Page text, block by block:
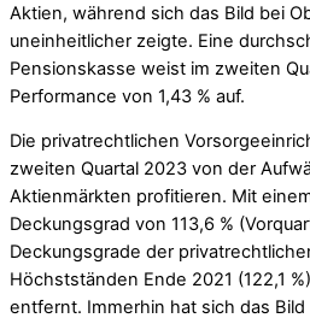
Aktien, während sich das Bild bei
uneinheitlicher zeigte. Eine
Pensionskasse weist im zweiten
Performance von 1,43 % auf.
Die privatrechtlichen
zweiten Quartal 2023 von der
Aktienmärkten profitieren. Mit
Deckungsgrad von 113,6 %
Deckungsgrade der
Höchstständen Ende 2021 (122,1
entfernt. Immerhin hat sich das